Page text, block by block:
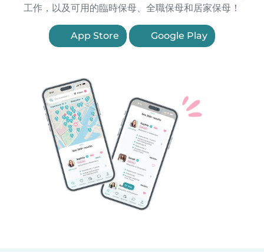
工作，以及可用的臨時保母、全職保母和居家保母！
App Store Google Play